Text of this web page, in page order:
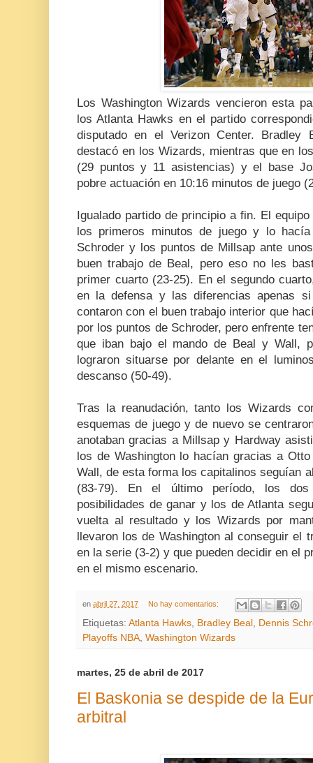
Los Washington Wizards vencieron esta
los Atlanta Hawks en el partido
disputado en el Verizon Center.
destacó en los Wizards, mientras que en
(29 puntos y 11 asistencias) y el base
pobre actuación en 10:16 minutos de juego
Igualado partido de principio a fin. El
los primeros minutos de juego y lo
Schroder y los puntos de Millsap ante
buen trabajo de Beal, pero eso no les
primer cuarto (23-25). En el segundo
en la defensa y las diferencias apenas
contaron con el buen trabajo interior que
por los puntos de Schroder, pero enfrente
que iban bajo el mando de Beal y Wall,
lograron situarse por delante en el
descanso (50-49).
Tras la reanudación, tanto los Wizards
esquemas de juego y de nuevo se
anotaban gracias a Millsap y Hardway
los de Washington lo hacían gracias a
Wall, de esta forma los capitalinos seguían
(83-79). En el último período, los dos
posibilidades de ganar y los de Atlanta
vuelta al resultado y los Wizards por
llevaron los de Washington al conseguir el
en la serie (3-2) y que pueden decidir en el
en el mismo escenario.
en abril 27, 2017 No hay comentarios:
Etiquetas: Atlanta Hawks Bradley Beal Dennis
Playoffs NBA Washington Wizards
martes, 25 de abril de 2017
El Baskonia se despide de la
arbitral